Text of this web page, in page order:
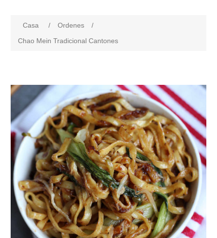
Casa / Ordenes
/
Chao Mein Tradicional Cantones